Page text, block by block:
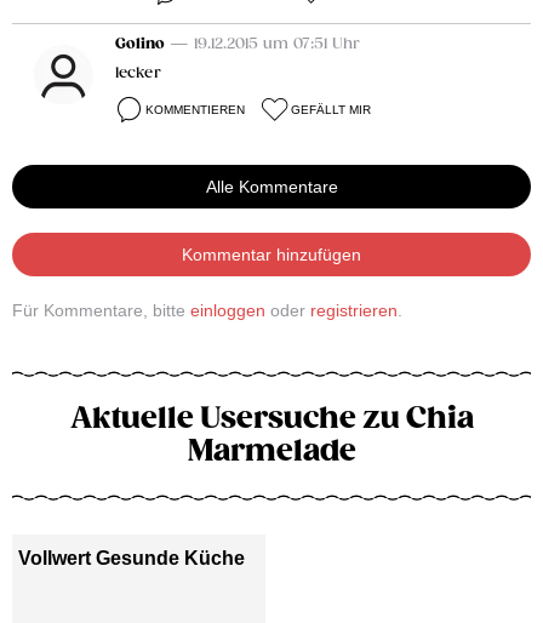
Golino — 19.12.2015 um 07:51 Uhr
lecker
KOMMENTIEREN GEFÄLLT MIR
Alle Kommentare
Kommentar hinzufügen
Für Kommentare, bitte einloggen oder registrieren
Aktuelle Usersuche zu Chia
Marmelade
Vollwert Gesunde Küche